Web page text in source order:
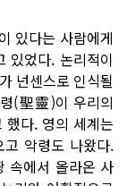
있다는 사람에게
있었다. 논리적이
넌센스로 인식될
(聖靈)이 우리의
했다. 영의 세계는
악령도 나왔다.
속에서 올라온 사